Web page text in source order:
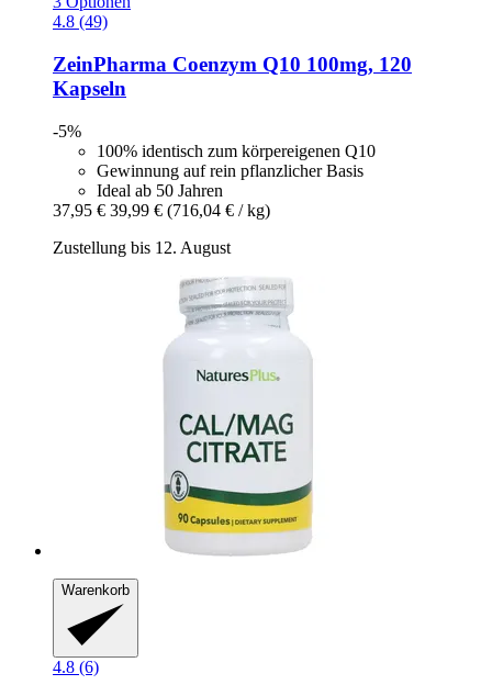
4.8 (49)
ZeinPharma Coenzym Q10 100mg, 120
Kapseln
-5%
100% identisch zum körpereigenen Q10
Gewinnung auf rein pflanzlicher Basis
Ideal ab 50 Jahren
37,95 € 39,99 € (716,04 € / kg)
Zustellung bis 12. August
Warenkorb
4.8 (6)